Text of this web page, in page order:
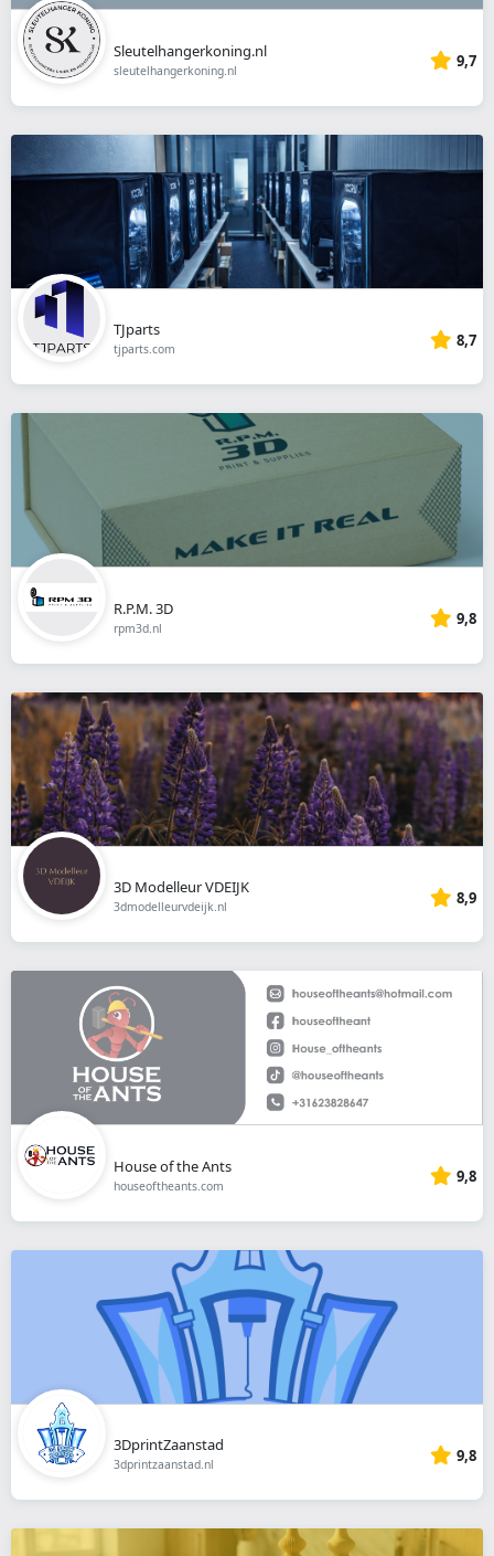
Sleutelhangerkoning.nl
sleutelhangerkoning.nl 9,7
TJparts
tjparts.com 8,7
R.P.M. 3D
rpm3d.nl 9,8
3D Modelleur VDEIJK
3dmodelleurvdeijk.nl 8,9
House of the Ants
houseoftheants.com 9,8
3DprintZaanstad
3dprintzaanstad.nl 9,8